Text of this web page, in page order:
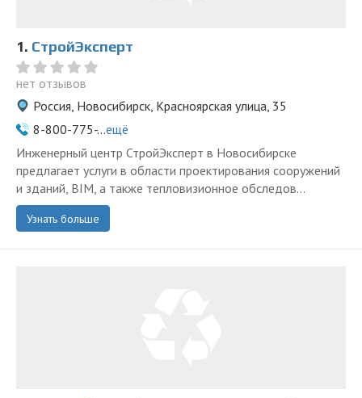
1. СтройЭксперт
нет отзывов
Россия, Новосибирск, Красноярская улица, 35
8-800-775-...ещё
Инженерный центр СтройЭксперт в Новосибирске
предлагает услуги в области проектирования сооружений
и зданий, BIM, а также тепловизионное обследов...
Узнать больше